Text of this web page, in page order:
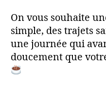
On vous souhaite
simple, des trajets
une journée qui
doucement que